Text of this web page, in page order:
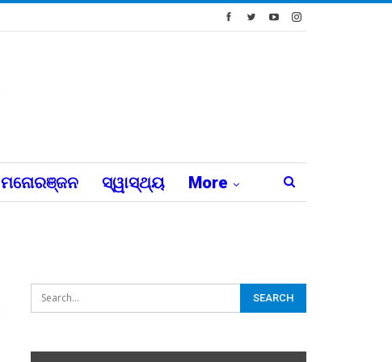
ମନୋରଞ୍ଜନ ସ୍ୱାସ୍ଥ୍ୟ More